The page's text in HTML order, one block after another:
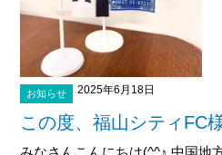
お知らせ 2025年6月18日
この度、福山シティFC